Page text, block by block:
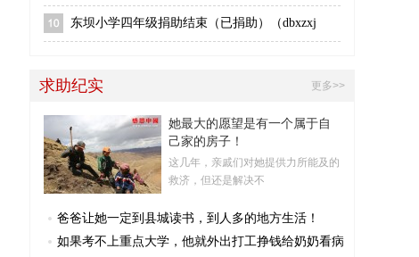
东坝小学四年级捐助结束（已捐助）（dbxzxj
更多>>
求助纪实
她最大的愿望是有一个属于自
己家的房子！
这几年，亲戚们对她提供力所能及的
救济，但还是解决不
爸爸让她一定到县城读书，到人多的地方生活！
如果考不上重点大学，他就外出打工挣钱给奶奶看病